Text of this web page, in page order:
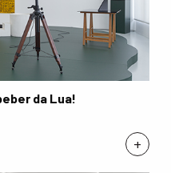
+
da Lua!